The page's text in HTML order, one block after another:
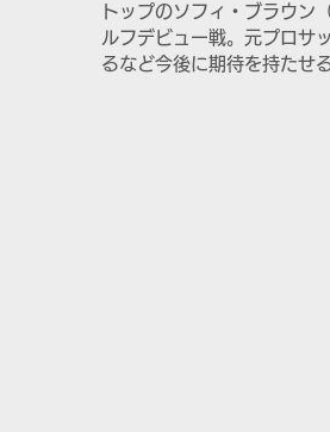
トップのソフィ・ブラウン
ルフデビュー戦。元プロサ
るなど今後に期待を持たせ